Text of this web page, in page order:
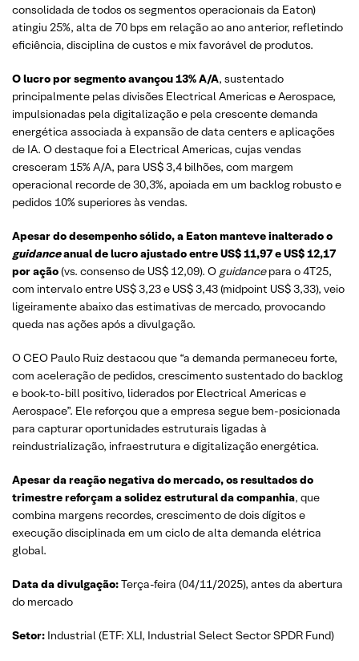
consolidada de todos os segmentos operacionais da Eaton)
atingiu 25%, alta de 70 bps em relação ao ano anterior, refletindo
eficiência, disciplina de custos e mix favorável de produtos.
O lucro por segmento avançou 13% A/A, sustentado
principalmente pelas divisões Electrical Americas e Aerospace,
impulsionadas pela digitalização e pela crescente demanda
energética associada à expansão de data centers e aplicações
de IA. O destaque foi a Electrical Americas, cujas vendas
cresceram 15% A/A, para US$ 3,4 bilhões, com margem
operacional recorde de 30,3%, apoiada em um backlog robusto e
pedidos 10% superiores às vendas.
Apesar do desempenho sólido, a Eaton manteve inalterado o
guidanceanual de lucro ajustado entre US$ 11,97 e US$ 12,17
por ação(vs. consenso de US$ 12,09). O guidancepara o 4T25,
com intervalo entre US$ 3,23 e US$ 3,43 (midpoint US$ 3,33), veio
ligeiramente abaixo das estimativas de mercado, provocando
queda nas ações após a divulgação.
O CEO Paulo Ruiz destacou que “a demanda permaneceu forte,
com aceleração de pedidos, crescimento sustentado do backlog
e book-to-bill positivo, liderados por Electrical Americas e
Aerospace”. Ele reforçou que a empresa segue bem-posicionada
para capturar oportunidades estruturais ligadas à
reindustrialização, infraestrutura e digitalização energética.
Apesar da reação negativa do mercado, os resultados do
trimestre reforçam a solidez estrutural da companhia, que
combina margens recordes, crescimento de dois dígitos e
execução disciplinada em um ciclo de alta demanda elétrica
global.
Data da divulgação:Terça-feira (04/11/2025), antes da abertura
do mercado
Setor: Industrial (ETF: XLI, Industrial Select Sector SPDR Fund)